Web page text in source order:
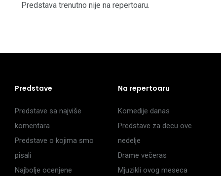
Predstava trenutno nije na repertoaru.
Predstave
Predstave sa najviše
komentara
Predstave o kojima smo
pisali
Najbolje ocenjene
Na repertoaru
Komedije danas
Predstave za decu ove
nedelje
Drame večeras
Mjuzikli ovog meseca